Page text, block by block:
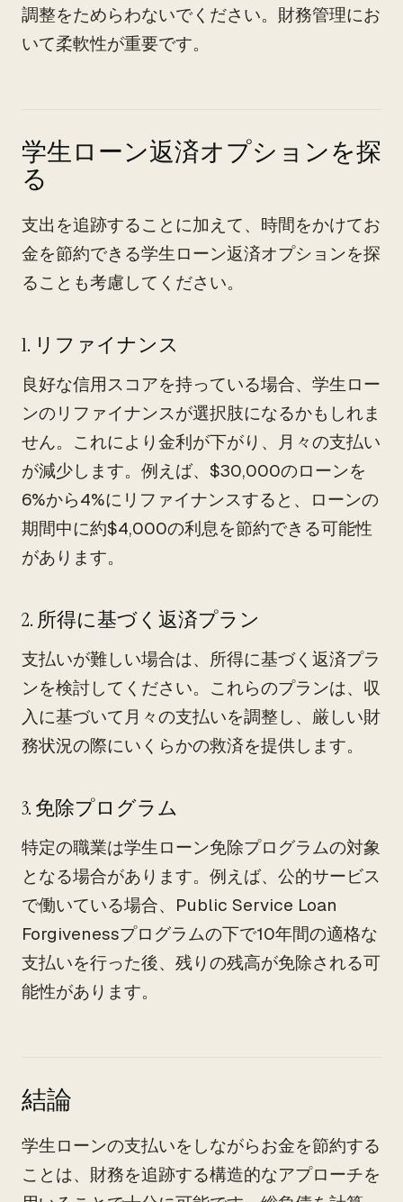
調整をためらわないでください。財務管理にお
いて柔軟性が重要です。
学生ローン返済オプションを探
る
支出を追跡することに加えて、時間をかけてお
金を節約できる学生ローン返済オプションを探
ることも考慮してください。
1. リファイナンス
良好な信用スコアを持っている場合、学生ロー
ンのリファイナンスが選択肢になるかもしれま
せん。これにより金利が下がり、月々の支払い
が減少します。例えば、$30,000のローンを
6%から4%にリファイナンスすると、ローンの
期間中に約$4,000の利息を節約できる可能性
があります。
2. 所得に基づく返済プラン
支払いが難しい場合は、所得に基づく返済プラ
ンを検討してください。これらのプランは、収
入に基づいて月々の支払いを調整し、厳しい財
務状況の際にいくらかの救済を提供します。
3. 免除プログラム
特定の職業は学生ローン免除プログラムの対象
となる場合があります。例えば、公的サービス
で働いている場合、Public Service Loan
Forgivenessプログラムの下で10年間の適格な
支払いを行った後、残りの残高が免除される可
能性があります。
結論
学生ローンの支払いをしながらお金を節約する
ことは、財務を追跡する構造的なアプローチを